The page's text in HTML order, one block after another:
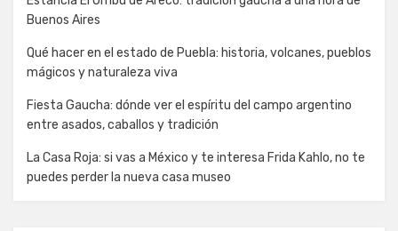
Buenos Aires
Qué hacer en el estado de Puebla: historia, volcanes, pueblos
mágicos y naturaleza viva
Fiesta Gaucha: dónde ver el espíritu del campo argentino
entre asados, caballos y tradición
La Casa Roja: si vas a México y te interesa Frida Kahlo, no te
puedes perder la nueva casa museo